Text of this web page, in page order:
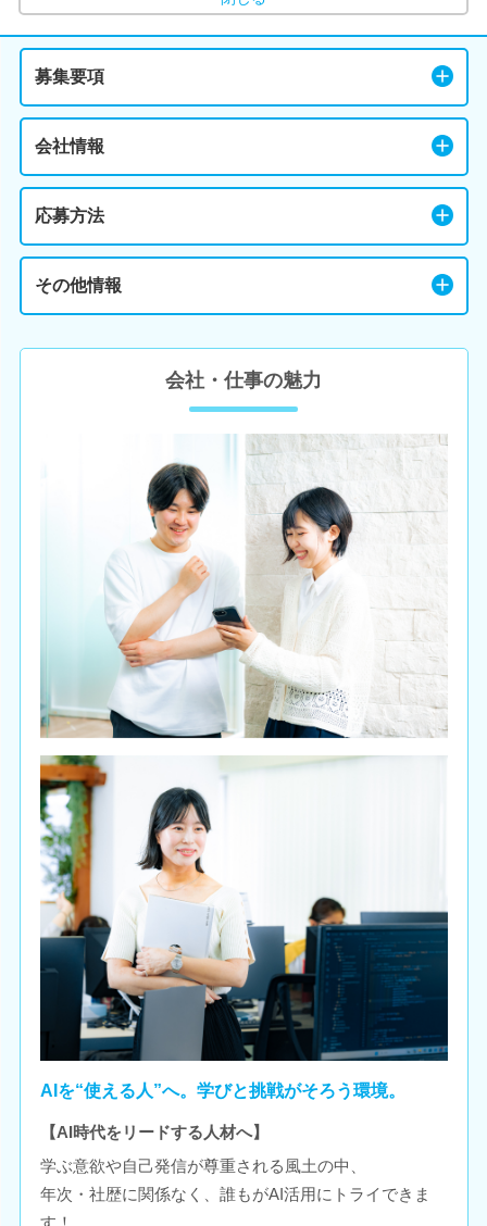
募集要項
会社情報
応募方法
その他情報
会社・仕事の魅力
AIを“使える人”へ。学びと挑戦がそろう環境。
【AI時代をリードする人材へ】
学ぶ意欲や自己発信が尊重される風土の中、
年次・社歴に関係なく、誰もがAI活用にトライできま